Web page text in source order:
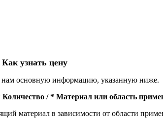
Как узнать цену
нам основную информацию, указанную ниже.
/ * Материал или область
материал в зависимости от области